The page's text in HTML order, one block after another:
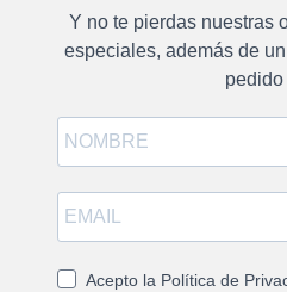
Y no te pierdas nuestras
especiales, además de
pedido
Acepto la Política de